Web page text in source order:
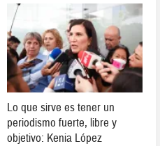
Lo que sirve es tener un
periodismo fuerte, libre y
objetivo: Kenia López